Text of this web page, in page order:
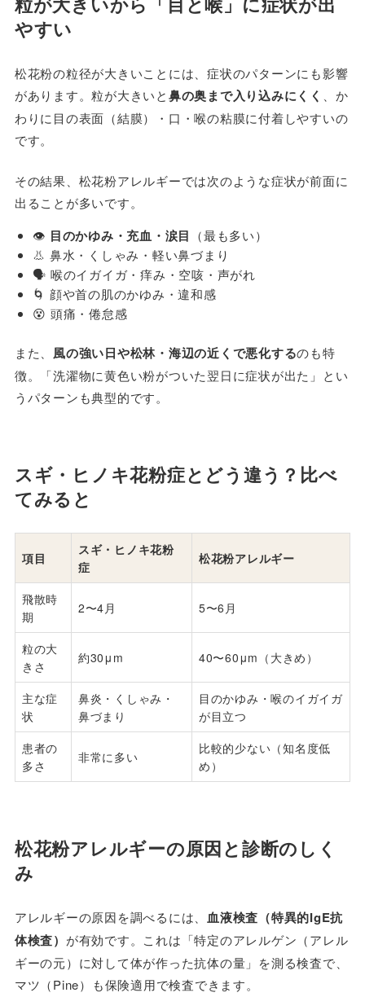
やすい
松花粉の粒径が大きいことには、症状のパターンにも影響
があります。粒が大きいと鼻の奥まで入り込みにくく 、か
わりに目の表面（結膜）・口・喉の粘膜に付着しやすいの
です。
その結果、松花粉アレルギーでは次のような症状が前面に
出ることが多いです。
👁️ 目のかゆみ・充血・涙目 （最も多い）
👃 鼻水・くしゃみ・軽い鼻づまり
🗣️ 喉のイガイガ・痒み・空咳・声がれ
🌀 顔や首の肌のかゆみ・違和感
😵 頭痛・倦怠感
また、 風の強い日や松林・海辺の近くで悪化するのも特
徴。「洗濯物に黄色い粉がついた翌日に症状が出た」とい
うパターンも典型的です。
スギ・ヒノキ花粉症とどう違う？比べ
てみると
項目
スギ・ヒノキ花粉
症
松花粉アレルギー
飛散時
期
2〜4月 5〜6月
粒の大
きさ
約30μm 40〜60μm（大きめ）
主な症
状
鼻炎・くしゃみ・
鼻づまり
目のかゆみ・喉のイガイガ
が目立つ
患者の
多さ
非常に多い
比較的少ない（知名度低
め）
松花粉アレルギーの原因と診断のしく
み
アレルギーの原因を調べるには、血液検査（特異的IgE抗
体検査） が有効です。これは「特定のアレルゲン（アレル
ギーの元）に対して体が作った抗体の量」を測る検査で、
マツ（Pine）も保険適用で検査できます。